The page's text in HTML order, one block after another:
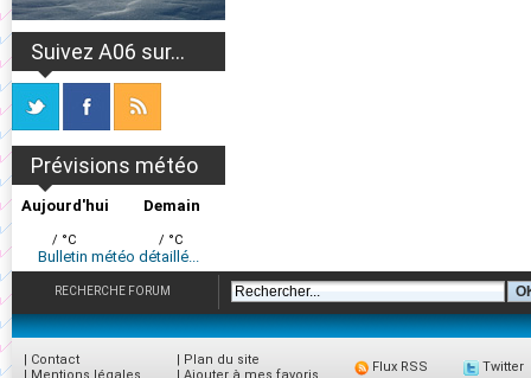
Suivez A06 sur...
Prévisions météo
Aujourd'hui
/ °C
Demain
/ °C
Bulletin météo détaillé...
RECHERCHE FORUM
| Contact
| Plan du site
Flux RSS Twitter